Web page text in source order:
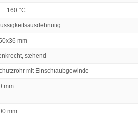
°C
mm
stehend
mit Einschraubgewinde
mm
mm